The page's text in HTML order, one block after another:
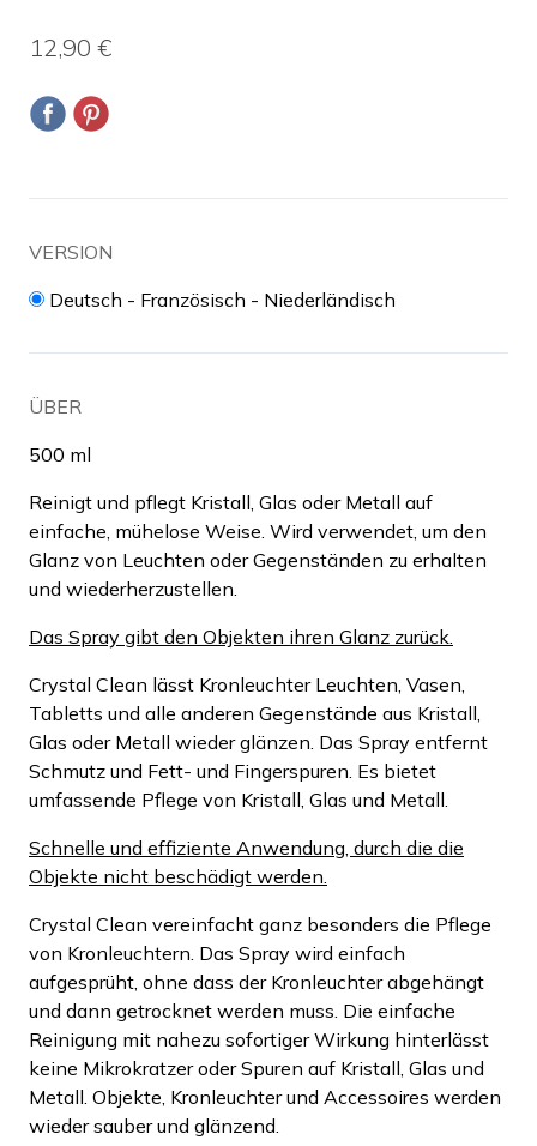
12,90 €
VERSION
Deutsch - Französisch - Niederländisch
ÜBER
500 ml
Reinigt und pflegt Kristall, Glas oder Metall auf
einfache, mühelose Weise. Wird verwendet, um den
Glanz von Leuchten oder Gegenständen zu erhalten
und wiederherzustellen.
Das Spray gibt den Objekten ihren Glanz zurück.
Crystal Clean lässt Kronleuchter Leuchten, Vasen,
Tabletts und alle anderen Gegenstände aus Kristall,
Glas oder Metall wieder glänzen. Das Spray entfernt
Schmutz und Fett- und Fingerspuren. Es bietet
umfassende Pflege von Kristall, Glas und Metall.
Schnelle und effiziente Anwendung, durch die die
Objekte nicht beschädigt werden.
Crystal Clean vereinfacht ganz besonders die Pflege
von Kronleuchtern. Das Spray wird einfach
aufgesprüht, ohne dass der Kronleuchter abgehängt
und dann getrocknet werden muss. Die einfache
Reinigung mit nahezu sofortiger Wirkung hinterlässt
keine Mikrokratzer oder Spuren auf Kristall, Glas und
Metall. Objekte, Kronleuchter und Accessoires werden
wieder sauber und glänzend.